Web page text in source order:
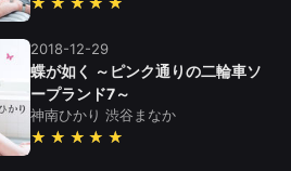
2018-12-29
蝶が如く ～ピンク通りの二輪車ソ
ープランド7～
神南ひかり 渋谷まなか
★★★★★